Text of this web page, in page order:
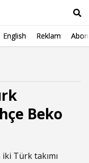
English Reklam
Beko
Türk takımı